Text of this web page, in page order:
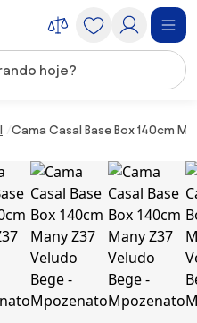
Cama Casal Base Box 140cm